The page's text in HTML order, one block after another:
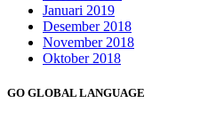
Januari 2019
Desember 2018
November 2018
Oktober 2018
GO GLOBAL LANGUAGE